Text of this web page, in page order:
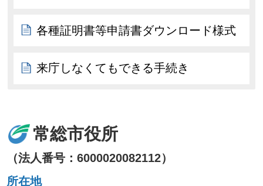
各種証明書等申請書ダウンロード様式
来庁しなくてもできる手続き
常総市役所
（法人番号：6000020082112）
所在地